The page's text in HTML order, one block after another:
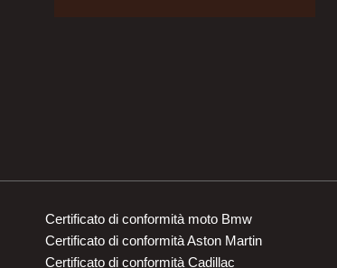
Certificato di conformità moto Bmw
Certificato di conformità Aston Martin
Certificato di conformità Cadillac